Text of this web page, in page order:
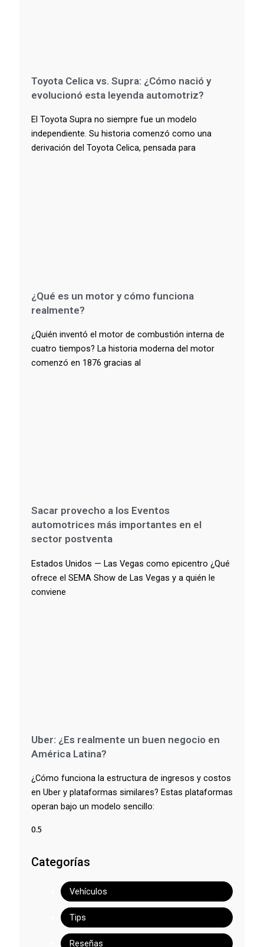
Toyota Celica vs. Supra: ¿Cómo nació y
evolucionó esta leyenda automotriz?
El Toyota Supra no siempre fue un modelo
independiente. Su historia comenzó como una
derivación del Toyota Celica, pensada para
¿Qué es un motor y cómo funciona
realmente?
¿Quién inventó el motor de combustión interna de
cuatro tiempos? La historia moderna del motor
comenzó en 1876 gracias al
Sacar provecho a los Eventos
automotrices más importantes en el
sector postventa
Estados Unidos — Las Vegas como epicentro ¿Qué
ofrece el SEMA Show de Las Vegas y a quién le
conviene
Uber: ¿Es realmente un buen negocio en
América Latina?
¿Cómo funciona la estructura de ingresos y costos
en Uber y plataformas similares? Estas plataformas
operan bajo un modelo sencillo:
Categorías
Vehículos
Tips
Reseñas